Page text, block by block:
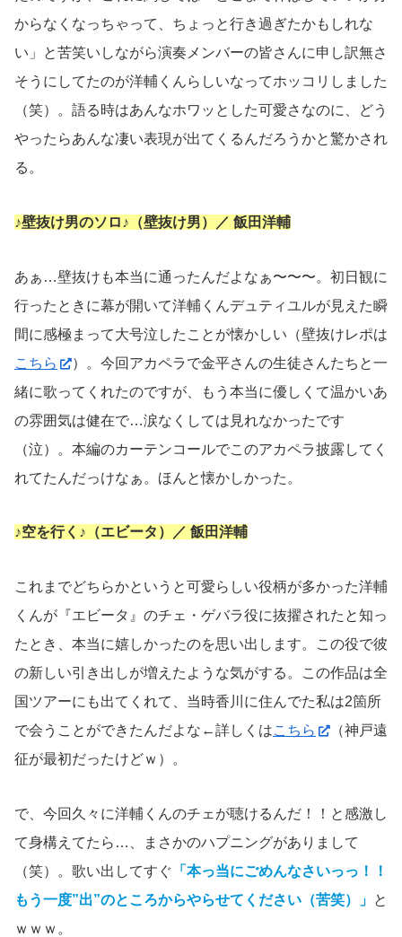
からなくなっちゃって、ちょっと行き過ぎたかもしれな
い」と苦笑いしながら演奏メンバーの皆さんに申し訳無さ
そうにしてたのが洋輔くんらしいなってホッコリしました
（笑）。語る時はあんなホワッとした可愛さなのに、どう
やったらあんな凄い表現が出てくるんだろうかと驚かされ
る。
♪壁抜け男のソロ♪（壁抜け男）／ 飯田洋輔
あぁ…壁抜けも本当に通ったんだよなぁ〜〜〜。初日観に
行ったときに幕が開いて洋輔くんデュティユルが見えた瞬
間に感極まって大号泣したことが懐かしい（壁抜けレポは
こちら
）。今回アカペラで金平さんの生徒さんたちと一
緒に歌ってくれたのですが、もう本当に優しくて温かいあ
の雰囲気は健在で…涙なくしては見れなかったです
（泣）。本編のカーテンコールでこのアカペラ披露してく
れてたんだっけなぁ。ほんと懐かしかった。
♪空を行く♪（エビータ）／ 飯田洋輔
これまでどちらかというと可愛らしい役柄が多かった洋輔
くんが『エビータ』のチェ・ゲバラ役に抜擢されたと知っ
たとき、本当に嬉しかったのを思い出します。この役で彼
の新しい引き出しが増えたような気がする。この作品は全
国ツアーにも出てくれて、当時香川に住んでた私は2箇所
で会うことができたんだよな←詳しくはこちら
（神戸遠
征が最初だったけどｗ）。
で、今回久々に洋輔くんのチェが聴けるんだ！！と感激し
て身構えてたら…、まさかのハプニングがありまして
（笑）。歌い出してすぐ 「本っ当にごめんなさいっっ！！
もう一度”出”のところからやらせてください（苦笑）」 と
ｗｗｗ。